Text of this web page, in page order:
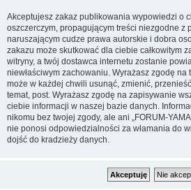
Akceptujesz zakaz publikowania wypowiedzi o
oszczerczym, propagującym treści niezgodne z
naruszającym cudze prawa autorskie i dobra
zakazu może skutkować dla ciebie całkowitym
witryny, a twój dostawca internetu zostanie
niewłaściwym zachowaniu. Wyrażasz zgodę na
może w każdej chwili usunąć, zmienić,
temat, post. Wyrażasz zgodę na zapisywanie
ciebie informacji w naszej bazie danych.
nikomu bez twojej zgody, ale ani „FORUM-
nie ponosi odpowiedzialności za włamania do
dojść do kradzieży danych.